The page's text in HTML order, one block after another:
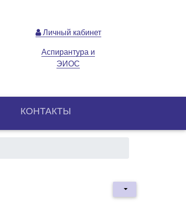
Личный кабинет
Аспирантура и
ЭИОС
КОНТАКТЫ